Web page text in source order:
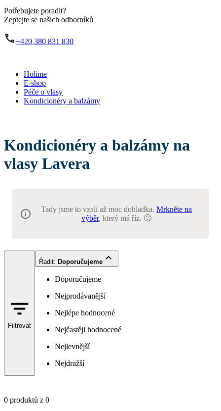
Potřebujete poradit?
Zeptejte se našich odborníků
+420 380 831 830
Holime
E-shop
Péče o vlasy
Kondicionéry a balzámy
Kondicionéry a balzámy na
vlasy Lavera
Tady jsme to vzali až moc dohladka. Mrkněte na
výběr, který má říz. 🙂
Filtrovat
Řadit: Doporučujeme
Doporučujeme
Nejprodávanější
Nejlépe hodnocené
Nejčastěji hodnocené
Nejlevnější
Nejdražší
0 produktů z 0